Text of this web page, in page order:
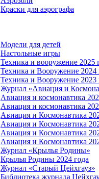
Краски для аэрографа
Модели для детей
Настольные игры
Техника и вооружение 2025
Техника и Вооружение 2024
Техника и Вооружение 2023
Журнал «Авиация и
Авиация и космонавтика
Авиация и космонавтика
Авиация и Космонавтика
Авиация и Космонавтика
Авиация и Космонавтика
Авиация и Космонавтика
Журнал «Крылья Родины»
Крылья Родины 2024 года
Журнал «Старый Цейхгауз»
Библиотека журнала